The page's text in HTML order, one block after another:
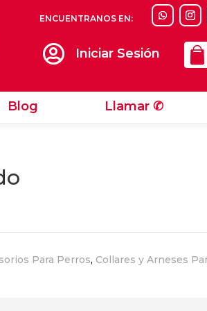
ENCUENTRANOS EN:
 Iniciar Sesión
Blog Llamar ✆
Llamar ✆
Para Perros, Collares y Arneses